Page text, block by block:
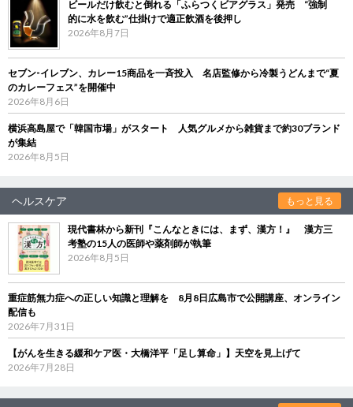
ビールだけ飲むと倒れる「ふらつくビアグラス」発売 “強制
的に水を飲む”仕掛けで適正飲酒を後押し
2026年8月7日
セブン‐イレブン、カレー15商品を一斉投入 名店監修から冷製うどんまで“夏
のカレーフェス”を開催中
2026年8月6日
横浜高島屋で「韓国市場」がスタート 人気グルメから雑貨まで約30ブランド
が集結
2026年8月5日
ヘルスケア もっと見る
現代書林から新刊『こんなときには、まず、漢方！』 漢方三
考塾の15人の医師や薬剤師が執筆
2026年8月5日
重症筋無力症への正しい知識と理解を 8月8日広島市で公開講座、オンライン
配信も
2026年7月31日
【がんを生きる緩和ケア医・大橋洋平「足し算命」】天空を見上げて
2026年7月28日